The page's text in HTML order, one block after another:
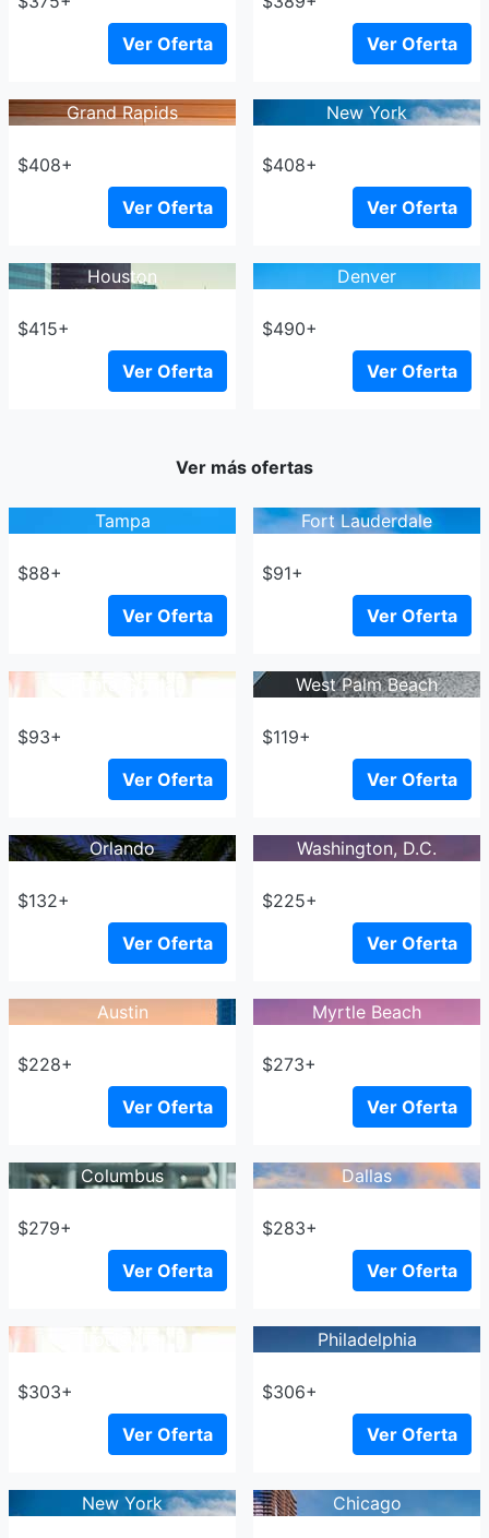
Ver Oferta
Ver Oferta
Grand Rapids
$408+
Ver Oferta
New York
$408+
Ver Oferta
Houston
$415+
Ver Oferta
Denver
$490+
Ver Oferta
Ver más ofertas
Tampa
$88+
Ver Oferta
Fort Lauderdale
$91+
Ver Oferta
$93+
Ver Oferta
West Palm Beach
$119+
Ver Oferta
Orlando
$132+
Ver Oferta
Washington, D.C.
$225+
Ver Oferta
Austin
$228+
Ver Oferta
Myrtle Beach
$273+
Ver Oferta
Columbus
$279+
Ver Oferta
Dallas
$283+
Ver Oferta
$303+
Ver Oferta
Philadelphia
$306+
Ver Oferta
New York Chicago